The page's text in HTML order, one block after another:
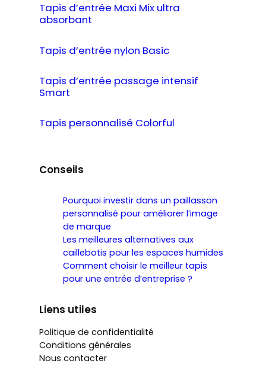
Tapis d’entrée Maxi Mix ultra
absorbant
Tapis d’entrée nylon Basic
Tapis d’entrée passage intensif
Smart
Tapis personnalisé Colorful
Conseils
Pourquoi investir dans un paillasson
personnalisé pour améliorer l’image
de marque
Les meilleures alternatives aux
caillebotis pour les espaces humides
Comment choisir le meilleur tapis
pour une entrée d’entreprise ?
Liens utiles
Politique de confidentialité
Conditions générales
Nous contacter